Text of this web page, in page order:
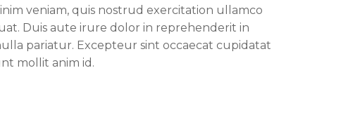
veniam, quis nostrud exercitation ullamco
Duis aute irure dolor in reprehenderit in
pariatur. Excepteur sint occaecat cupidatat
mollit anim id.